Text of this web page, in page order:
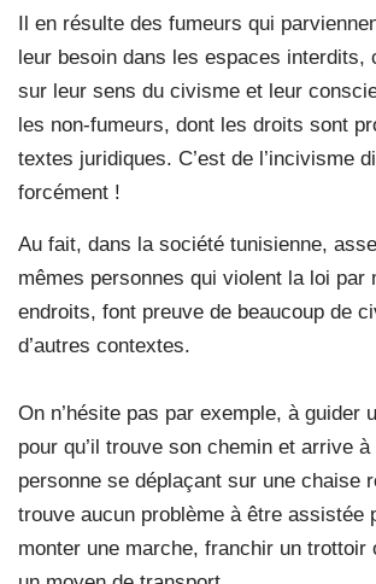
Il en résulte des fumeurs qui
leur besoin dans les espaces interdits,
sur leur sens du civisme et leur
les non-fumeurs, dont les droits sont
textes juridiques. C’est de l’incivisme
forcément !
Au fait, dans la société tunisienne,
mêmes personnes qui violent la loi par
endroits, font preuve de beaucoup de
d’autres contextes.
On n’hésite pas par exemple, à guider
pour qu’il trouve son chemin et arrive
personne se déplaçant sur une chaise
trouve aucun problème à être assistée
monter une marche, franchir un trottoir